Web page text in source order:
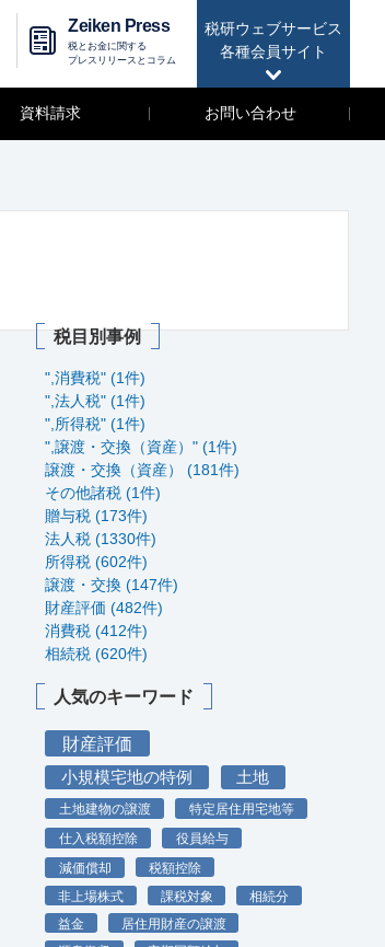
税研ウェブサービス
各種会員サイト
Zeiken Press
税とお金に関する
プレスリリースとコラム
資料請求 お問い合わせ
税目別事例
",消費税" (1件)
",法人税" (1件)
",所得税" (1件)
",譲渡・交換（資産）" (1件)
譲渡・交換（資産） (181件)
その他諸税 (1件)
贈与税 (173件)
法人税 (1330件)
所得税 (602件)
譲渡・交換 (147件)
財産評価 (482件)
消費税 (412件)
相続税 (620件)
人気のキーワード
財産評価
小規模宅地の特例 土地
土地建物の譲渡
特定居住用宅地等
仕入税額控除
役員給与
減価償却
税額控除
非上場株式
課税対象
相続分
益金
居住用財産の譲渡